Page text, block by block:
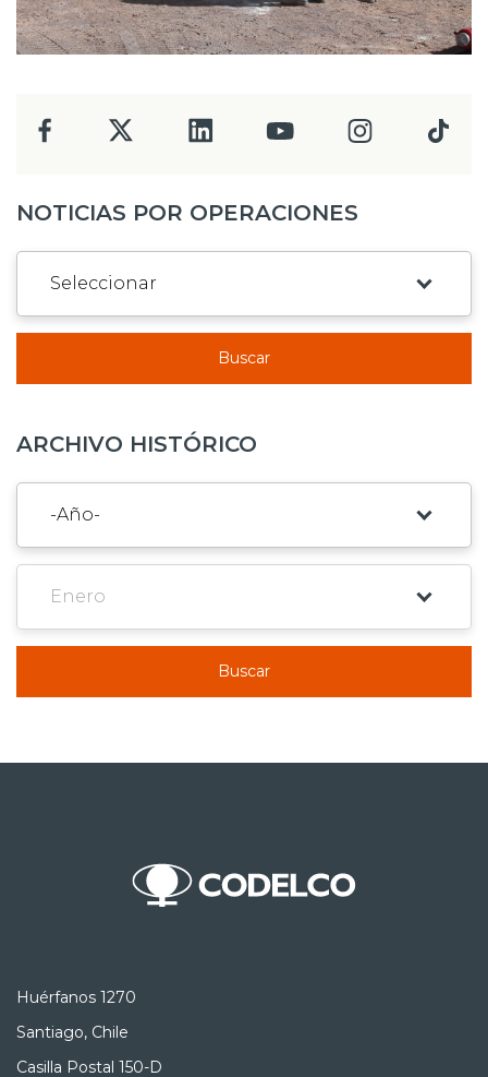
NOTICIAS POR OPERACIONES
Buscar
ARCHIVO HISTÓRICO
Buscar
Huérfanos 1270
Santiago, Chile
Casilla Postal 150-D